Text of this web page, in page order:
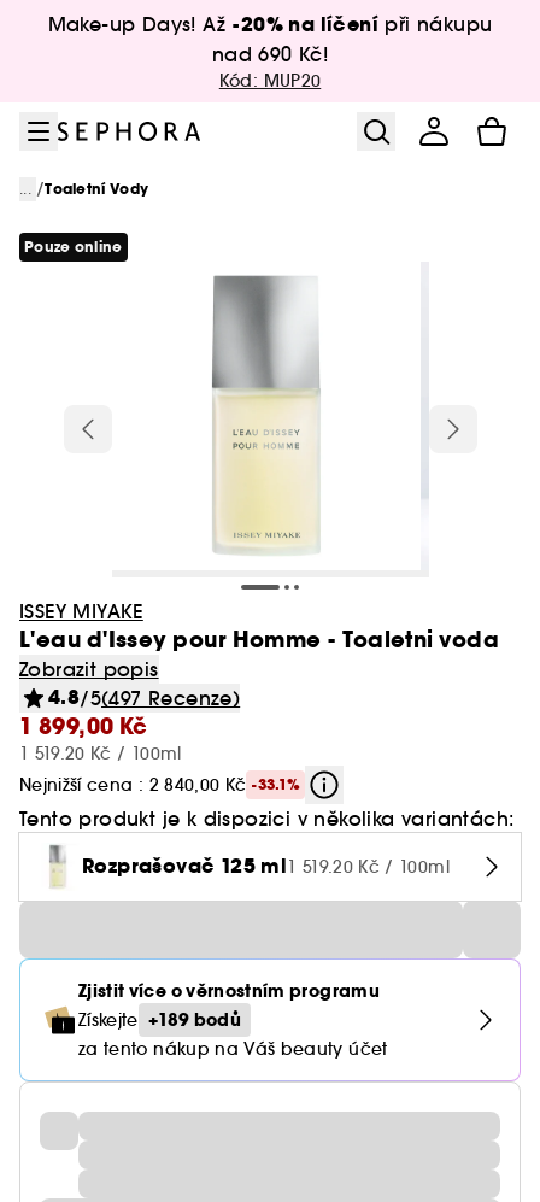
Přejít na hlavní obsah
Make-up Days! Až -20% na líčení při nákupu
nad 690 Kč!
Kód: MUP20
... /Toaletní Vody
Pouze online
ISSEY MIYAKE
L'eau d'Issey pour Homme - Toaletni voda
Zobrazit popis
4.8/5(497 Recenze)
1 899,00 Kč
1 519.20 Kč / 100ml
Nejnižší cena : 2 840,00 Kč -33.1%
Tento produkt je k dispozici v několika variantách:
Rozprašovač 125 ml1 519.20 Kč / 100ml
Zjistit více o věrnostním programu
Získejte +189 bodů
za tento nákup na Váš beauty účet